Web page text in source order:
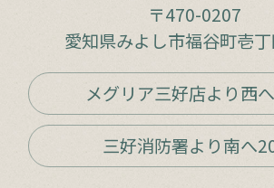
〒470-0207
愛知県みよし市福谷町壱
メグリア三好店より西
三好消防署より南へ